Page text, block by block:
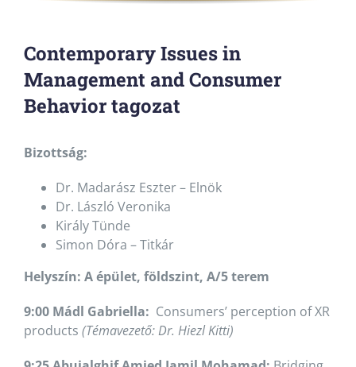
Contemporary Issues in
Management and Consumer
Behavior tagozat
Bizottság:
Dr. Madarász Eszter – Elnök
Dr. László Veronika
Király Tünde
Simon Dóra – Titkár
Helyszín: A épület, földszint, A/5 terem
9:00 Mádl Gabriella: Consumers’ perception of XR
products (Témavezető: Dr. Hiezl Kitti)